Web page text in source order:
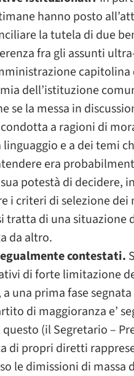
hanno posto
la tutela di due
fra gli assunti
capitolina
dell’istituzione
se la messa in
a ragioni di
e a dei temi
era
potestà di decidere,
i criteri di selezione
tratta di una
da altro.
contestati.
di forte limitazione
una prima fase
di maggioranza e’
(il Segretario –
di propri diretti
le dimissioni di massa